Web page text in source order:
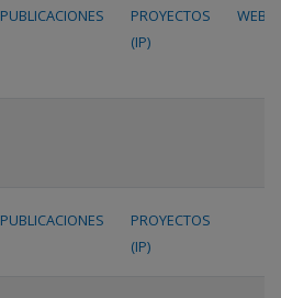
PUBLICACIONES
PROYECTOS
(IP)
WEB
PUBLICACIONES
PROYECTOS
(IP)